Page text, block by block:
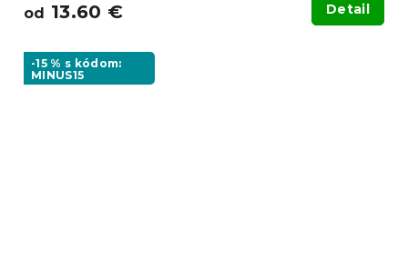
od 13.60 € Detail
-15 % s kódom:
MINUS15